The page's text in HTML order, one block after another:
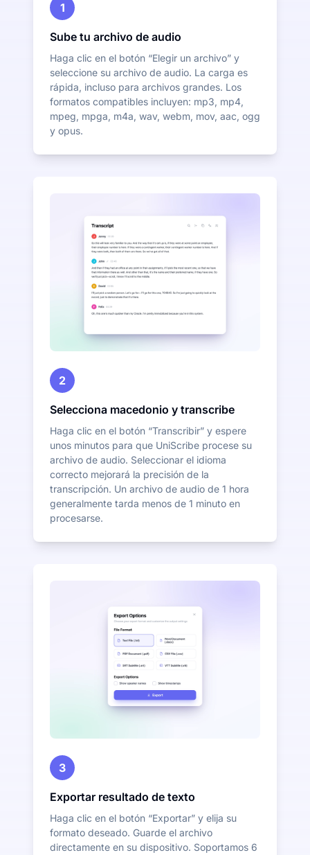
1
Sube tu archivo de audio
Haga clic en el botón “Elegir un archivo” y
seleccione su archivo de audio. La carga es
rápida, incluso para archivos grandes. Los
formatos compatibles incluyen: mp3, mp4,
mpeg, mpga, m4a, wav, webm, mov, aac, ogg
y opus.
2
Selecciona macedonio y transcribe
Haga clic en el botón “Transcribir” y espere
unos minutos para que UniScribe procese su
archivo de audio. Seleccionar el idioma
correcto mejorará la precisión de la
transcripción. Un archivo de audio de 1 hora
generalmente tarda menos de 1 minuto en
procesarse.
3
Exportar resultado de texto
Haga clic en el botón “Exportar” y elija su
formato deseado. Guarde el archivo
directamente en su dispositivo. Soportamos 6